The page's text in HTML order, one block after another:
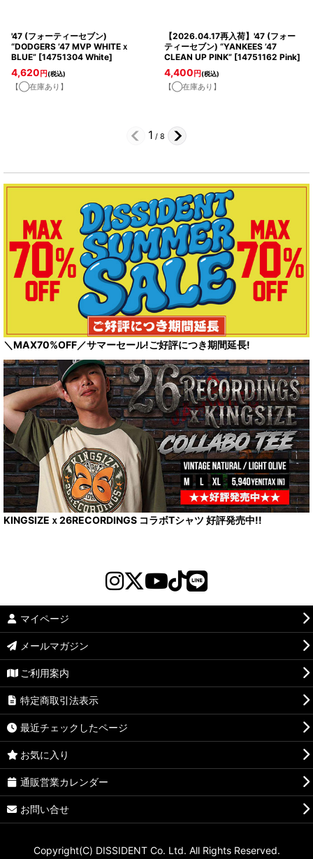
'47 (フォーティーセブン)
“DODGERS ’47 MVP WHITEｘ
BLUE” [14751304 White]
4,620 円(税込)
【◯在庫あり】
【2026.04.17再入荷】'47 (フォー
ティーセブン) “YANKEES ’47
CLEAN UP PINK” [14751162 Pink]
4,400 円(税込)
【◯在庫あり】
1 / 8
＼MAX70%OFF／サマーセール!ご好評につき期間延長!
KINGSIZEｘ26RECORDINGS コラボTシャツ 好評発売中!!
マイページ
メールマガジン
ご利用案内
特定商取引法表示
最近チェックしたページ
お気に入り
通販営業カレンダー
お問い合せ
Copyright(C) DISSIDENT Co. Ltd. All Rights Reserved.